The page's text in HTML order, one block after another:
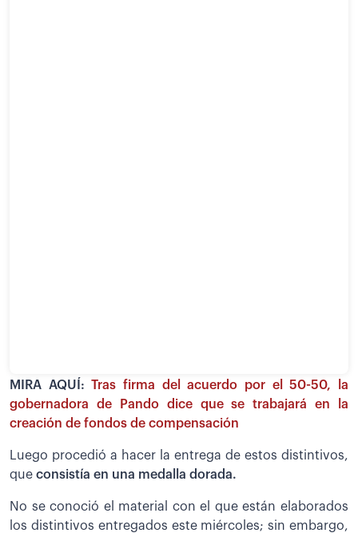
MIRA AQUÍ:Tras firma del acuerdo por el 50-50, la
gobernadora de Pando dice que se trabajará en la
creación de fondos de compensación
Luego procedió a hacer la entrega de estos distintivos,
que consistía en una medalla dorada.
No se conoció el material con el que están elaborados
los distintivos entregados este miércoles; sin embargo,